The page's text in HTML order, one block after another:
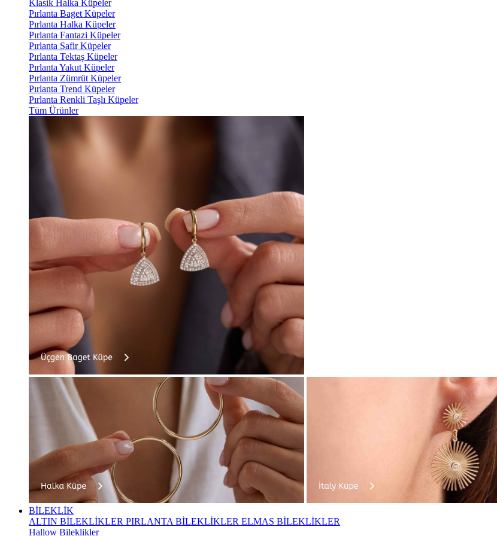
Klasik Halka Küpeler
Pırlanta Baget Küpeler
Pırlanta Halka Küpeler
Pırlanta Fantazi Küpeler
Pırlanta Safir Küpeler
Pırlanta Tektaş Küpeler
Pırlanta Yakut Küpeler
Pırlanta Zümrüt Küpeler
Pırlanta Trend Küpeler
Pırlanta Renkli Taşlı Küpeler
Tüm Ürünler
BİLEKLİK
ALTIN BİLEKLİKLER PIRLANTA BİLEKLİKLER ELMAS BİLEKLİKLER
Hallow Bileklikler